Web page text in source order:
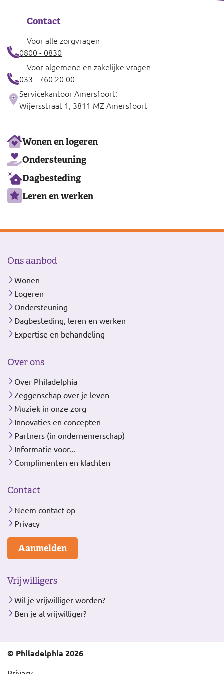
Contact
Voor alle zorgvragen
0800 - 0830
Voor algemene en zakelijke vragen
033 - 760 20 00
Servicekantoor Amersfoort:
Wijersstraat 1, 3811 MZ Amersfoort
Ons
aanbod
Wonen en logeren
Ondersteuning
Dagbesteding
Leren en werken
Ons aanbod
Wonen
Logeren
Ondersteuning
Dagbesteding, leren en werken
Expertise en behandeling
Over ons
Over Philadelphia
Zeggenschap over je leven
Muziek in onze zorg
Innovaties en concepten
Partners (in ondernemerschap)
Informatie voor...
Complimenten en klachten
Contact
Neem contact op
Privacy
Aanmelden
Vrijwilligers
Wil je vrijwilliger worden?
Ben je al vrijwilliger?
© Philadelphia 2026